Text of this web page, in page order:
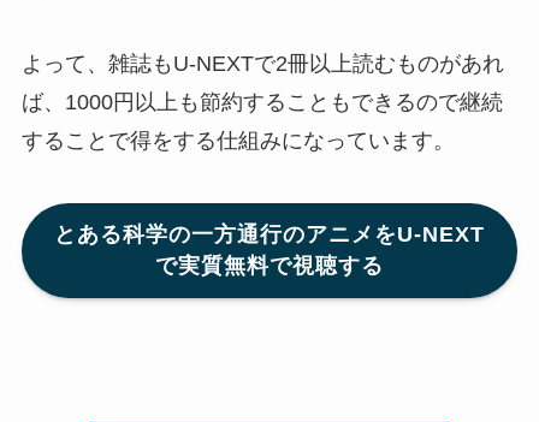
よって、雑誌もU-NEXTで2冊以上読むものがあれ
ば、1000円以上も節約することもできるので継続
することで得をする仕組みになっています。
とある科学の一方通行のアニメをU-NEXT
で実質無料で視聴する